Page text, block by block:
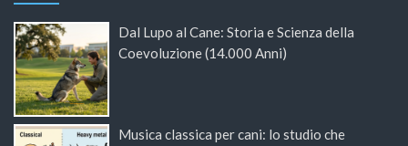
Dal Lupo al Cane: Storia e Scienza della
Coevoluzione (14.000 Anni)
Musica classica per cani: lo studio che